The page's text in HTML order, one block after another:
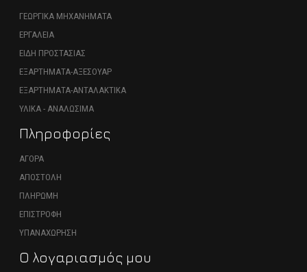
ΓΕΩΡΓΙΚΑ ΜΗΧΑΝΗΜΑΤΑ
ΕΡΓΑΛΕΙΑ
ΕΙΔΗ ΠΡΟΣΤΑΣΙΑΣ
ΕΞΑΡΤΗΜΑΤΑ-ΑΞΕΣΟΥΑΡ
ΕΞΑΡΤΗΜΑΤΑ-ΑΝΤΑΛΑΚΤΙΚΑ
ΥΛΙΚΑ - ΑΝΑΛΩΣΙΜΑ
Πληροφορίες
ΑΓΟΡΑ
ΑΠΟΣΤΟΛΗ
ΠΛΗΡΩΜΗ
ΕΠΙΣΤΡΟΦΗ
ΥΠΑΝΑΧΩΡΗΣΗ
Ο λογαριασμός μου